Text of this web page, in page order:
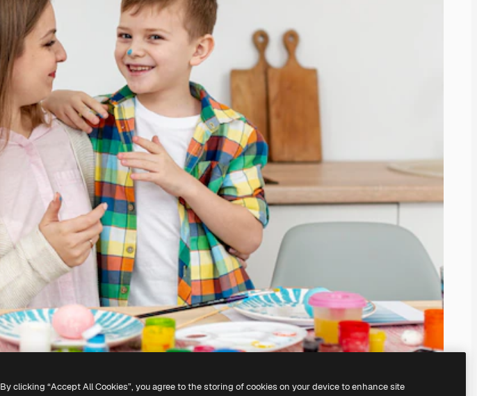
By clicking “Accept All Cookies”, you agree to the storing of cookies on your device to enhance site